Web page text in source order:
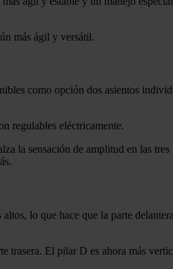
más ágil y versátil.
como opción dos asientos
regulables eléctricamente.
la sensación de amplitud en las tres
lo que hace que la parte
trasera. El pilar D es ahora más